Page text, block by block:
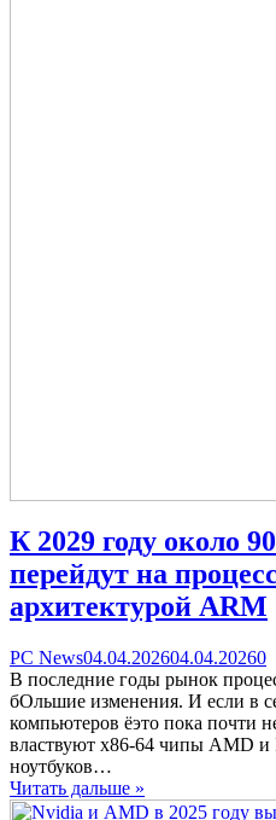
К 2029 году около
перейдут на
архитектурой ARM
Categories
PC NewsPosted
on
04.04.202604.04.20260
В последние годы рынок
бОльшие изменения. И если в
компьютеров ёэто пока почти
властвуют x86-64 чипы AMD и
ноутбуков…
Читать дальше »